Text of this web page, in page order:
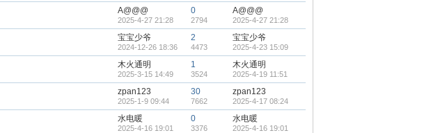
A@@@
2025-4-27 21:28
0
2794
A@@@
2025-4-27 21:28
宝宝少爷
2024-12-26 18:36
2
4473
宝宝少爷
2025-4-23 15:09
木火通明
2025-3-15 14:49
1
3524
木火通明
2025-4-19 11:51
zpan123
2025-1-9 09:44
30
7662
zpan123
2025-4-17 08:24
水电暖
2025-4-16 19:01
0
3376
水电暖
2025-4-16 19:01